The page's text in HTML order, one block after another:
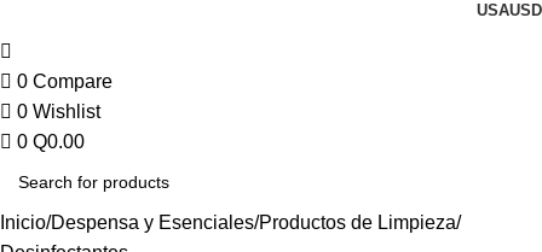
USAUSD
0 Compare
0 Wishlist
0 Q0.00
Inicio Despensa y Esenciales Productos de Limpieza